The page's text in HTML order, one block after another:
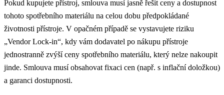
Pokud kupujete přístroj, smlouva musí jasně řešit ceny a dostupnost
tohoto spotřebního materiálu na celou dobu předpokládané
životnosti přístroje. V opačném případě se vystavujete riziku
„Vendor Lock-in“, kdy vám dodavatel po nákupu přístroje
jednostranně zvýší ceny spotřebního materiálu, který nelze nakoupit
jinde. Smlouva musí obsahovat fixaci cen (např. s inflační doložkou)
a garanci dostupnosti.